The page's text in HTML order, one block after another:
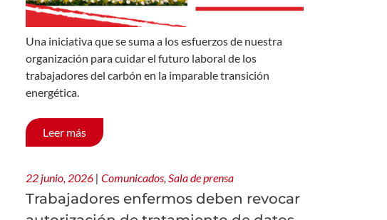
Una iniciativa que se suma a los esfuerzos de nuestra
organización para cuidar el futuro laboral de los
trabajadores del carbón en la imparable transición
energética.
Leer más
22 junio, 2026 | Comunicados, Sala de prensa
Trabajadores enfermos deben revocar